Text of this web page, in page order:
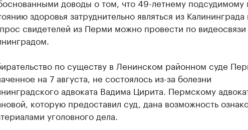
здоровья затруднительно являться из
свидетелей из Перми можно провести по видеосвязи
по существу в Ленинском районном суде
на 7 августа, не состоялось из-за болезни
адвоката Вадима Цирита. Пермскому
которую предоставил суд, дана возможность
уголовного дела.